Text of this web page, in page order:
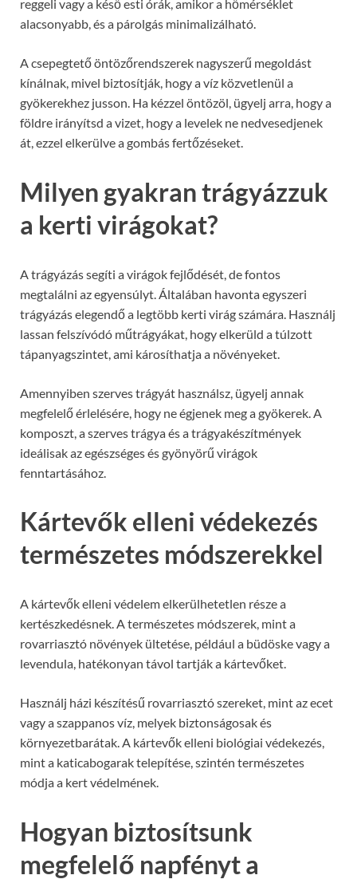
reggeli vagy a késő esti órák, amikor a hőmérséklet
alacsonyabb, és a párolgás minimalizálható.
A csepegtető öntözőrendszerek nagyszerű megoldást
kínálnak, mivel biztosítják, hogy a víz közvetlenül a
gyökerekhez jusson. Ha kézzel öntözöl, ügyelj arra, hogy a
földre irányítsd a vizet, hogy a levelek ne nedvesedjenek
át, ezzel elkerülve a gombás fertőzéseket.
Milyen gyakran trágyázzuk
a kerti virágokat?
A trágyázás segíti a virágok fejlődését, de fontos
megtalálni az egyensúlyt. Általában havonta egyszeri
trágyázás elegendő a legtöbb kerti virág számára. Használj
lassan felszívódó műtrágyákat, hogy elkerüld a túlzott
tápanyagszintet, ami károsíthatja a növényeket.
Amennyiben szerves trágyát használsz, ügyelj annak
megfelelő érlelésére, hogy ne égjenek meg a gyökerek. A
komposzt, a szerves trágya és a trágyakészítmények
ideálisak az egészséges és gyönyörű virágok
fenntartásához.
Kártevők elleni védekezés
természetes módszerekkel
A kártevők elleni védelem elkerülhetetlen része a
kertészkedésnek. A természetes módszerek, mint a
rovarriasztó növények ültetése, például a büdöske vagy a
levendula, hatékonyan távol tartják a kártevőket.
Használj házi készítésű rovarriasztó szereket, mint az ecet
vagy a szappanos víz, melyek biztonságosak és
környezetbarátak. A kártevők elleni biológiai védekezés,
mint a katicabogarak telepítése, szintén természetes
módja a kert védelmének.
Hogyan biztosítsunk
megfelelő napfényt a